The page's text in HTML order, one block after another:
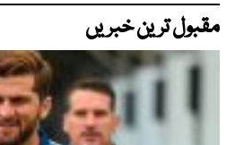
مقبول ترین خبریں